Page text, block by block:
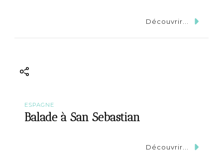
Découvrir...
ESPAGNE
Balade à San Sebastian
Découvrir...